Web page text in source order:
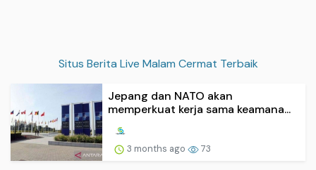
Situs Berita Live Malam Cermat Terbaik
Jepang dan NATO akan
memperkuat kerja sama keamana...
3 months ago 73